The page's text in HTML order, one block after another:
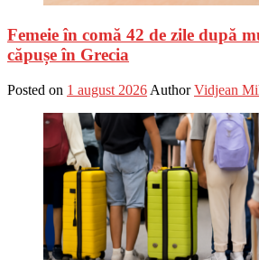
Femeie în comă 42 de zile după
căpușe în Grecia
Posted on 1 august 2026 Author Vidjean